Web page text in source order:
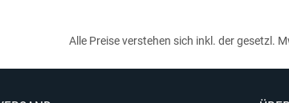
Alle Preise verstehen sich inkl. der gesetzl.